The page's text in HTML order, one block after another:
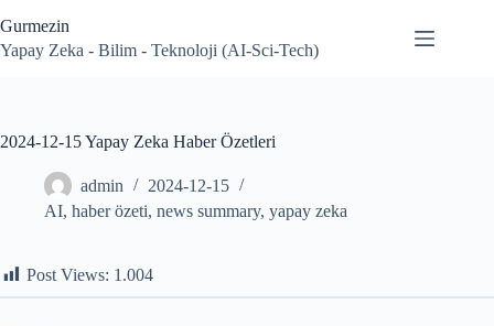
to
content
Gurmezin
Yapay Zeka - Bilim - Teknoloji (AI-Sci-Tech)
2024-12-15 Yapay Zeka Haber Özetleri
admin
2024-12-15
AI, haber özeti, news summary, yapay zeka
Post Views: 1.004